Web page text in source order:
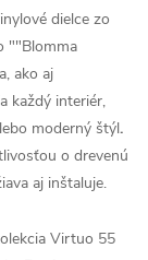
dielce zo
""Blomma
ako aj
každý interiér,
moderný štýl.
o drevenú
aj inštaluje.
Virtuo 55